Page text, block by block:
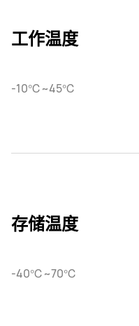
工作温度
-10℃~45℃
存储温度
-40℃~70℃